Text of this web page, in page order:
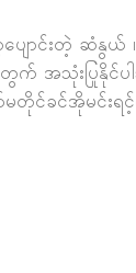
ပျောင်းတဲ့ ဆံ
းပြုနိုင်ပါသ
တိုင်ခင်အိုမင်း